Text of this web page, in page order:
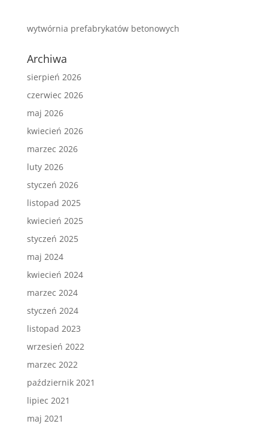
wytwórnia prefabrykatów betonowych
Archiwa
sierpień 2026
czerwiec 2026
maj 2026
kwiecień 2026
marzec 2026
luty 2026
styczeń 2026
listopad 2025
kwiecień 2025
styczeń 2025
maj 2024
kwiecień 2024
marzec 2024
styczeń 2024
listopad 2023
wrzesień 2022
marzec 2022
październik 2021
lipiec 2021
maj 2021